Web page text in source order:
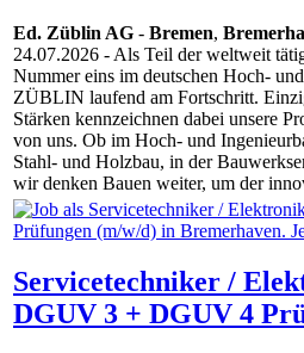
Ed. Züblin AG - Bremen,
24.07.2026 - Als Teil der weltweit
Nummer eins im deutschen Hoch-
ZÜBLIN laufend am Fortschritt.
Stärken kennzeichnen dabei unsere
von uns. Ob im Hoch- und
Stahl- und Holzbau, in der
wir denken Bauen weiter, um der
Servicetechniker /
DGUV 3 + DGUV 4